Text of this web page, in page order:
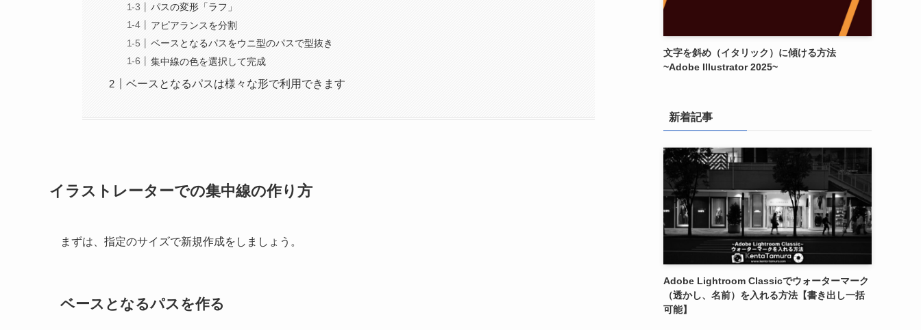
パスの変形「ラフ」
アピアランスを分割
ベースとなるパスをウニ型のパスで型抜き
集中線の色を選択して完成
ベースとなるパスは様々な形で利用できます
イラストレーターでの集中線の作り方
まずは、指定のサイズで新規作成をしましょう。
ベースとなるパスを作る
文字を斜め（イタリック）に傾ける方法
~Adobe Illustrator 2025~
新着記事
Adobe Lightroom Classicでウォーターマーク
（透かし、名前）を入れる方法【書き出し一括
可能】